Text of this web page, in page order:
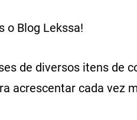
o Blog Lekssa!
de diversos itens de
acrescentar cada vez